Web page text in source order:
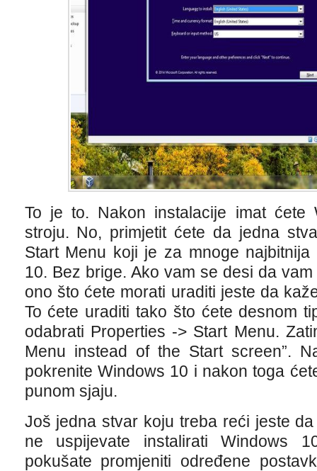
To je to. Nakon instalacije imat ćete
stroju. No, primjetit ćete da jedna
Start Menu koji je za mnoge
10. Bez brige. Ako vam se desi da
ono što ćete morati uraditi jeste da
To ćete uraditi tako što ćete desnom
odabrati Properties -> Start Menu.
Menu instead of the Start screen”.
pokrenite Windows 10 i nakon toga
punom sjaju.
Još jedna stvar koju treba reći jeste
ne uspijevate instalirati Windows
pokušate promjeniti određene